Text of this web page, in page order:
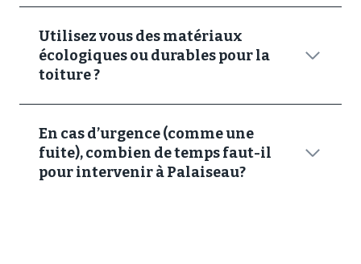
Utilisez vous des matériaux
écologiques ou durables pour la
toiture ?
En cas d’urgence (comme une
fuite), combien de temps faut-il
pour intervenir à Palaiseau?